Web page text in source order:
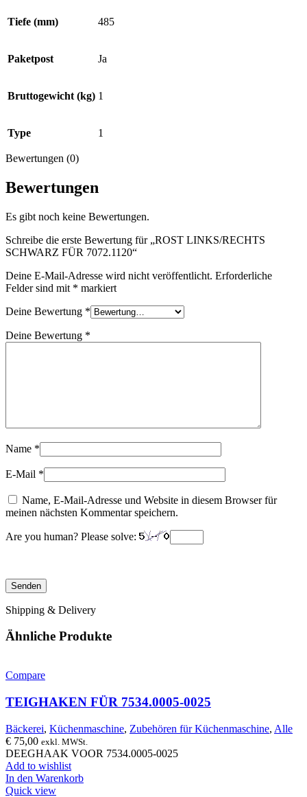
Tiefe (mm) 485
Paketpost Ja
Bruttogewicht (kg) 1
Type 1
Bewertungen (0)
Bewertungen
Es gibt noch keine Bewertungen.
Schreibe die erste Bewertung für „ROST LINKS/RECHTS
SCHWARZ FÜR 7072.1120“
Deine E-Mail-Adresse wird nicht veröffentlicht. Erforderliche
Felder sind mit * markiert
Deine Bewertung *
Deine Bewertung *
Name *
E-Mail *
Name, E-Mail-Adresse und Website in diesem Browser für
meinen nächsten Kommentar speichern.
Are you human? Please solve:
Shipping & Delivery
Ähnliche Produkte
Compare
TEIGHAKEN FÜR 7534.0005-0025
Bäckerei, Küchenmaschine, Zubehören für Küchenmaschine, Alle
€ 75,00 exkl. MWSt.
DEEGHAAK VOOR 7534.0005-0025
Add to wishlist
In den Warenkorb
Quick view